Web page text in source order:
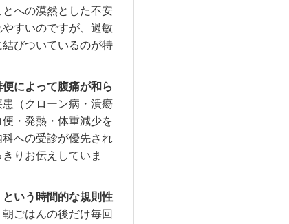
への漠然とした不安
すいのですが、過敏
びついているのが特
便によって腹痛が和ら
（クローン病・潰瘍
・発熱・体重減少を
への受診が優先され
りお伝えしていま
という時間的な規則性
ごはんの後だけ毎回